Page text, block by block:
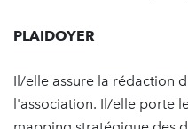
PLAIDOYER
Il/elle assure la rédaction
l'association. Il/elle porte